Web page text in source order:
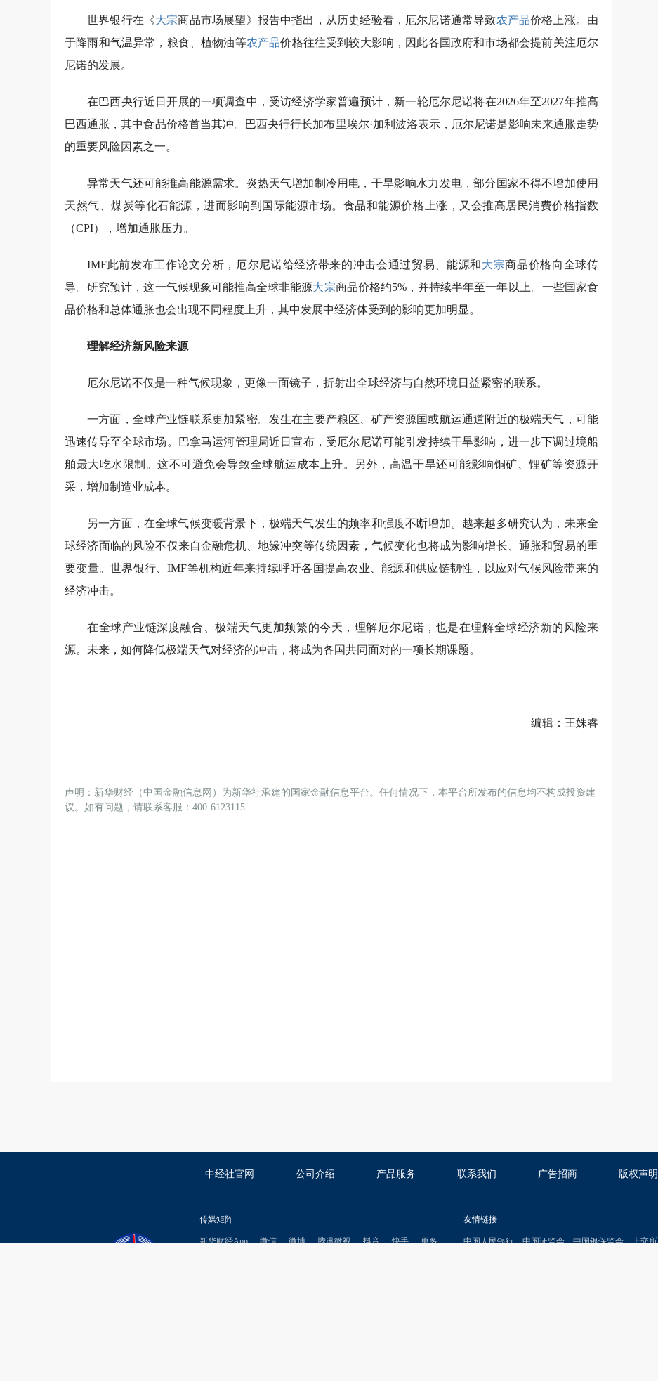
世界银行在《大宗商品市场展望》报告中指出，从历史经验看，厄尔尼诺通常导致农产品价格上涨。由
于降雨和气温异常，粮食、植物油等农产品价格往往受到较大影响，因此各国政府和市场都会提前关注厄尔
尼诺的发展。
在巴西央行近日开展的一项调查中，受访经济学家普遍预计，新一轮厄尔尼诺将在2026年至2027年推高
巴西通胀，其中食品价格首当其冲。巴西央行行长加布里埃尔·加利波洛表示，厄尔尼诺是影响未来通胀走势
的重要风险因素之一。
异常天气还可能推高能源需求。炎热天气增加制冷用电，干旱影响水力发电，部分国家不得不增加使用
天然气、煤炭等化石能源，进而影响到国际能源市场。食品和能源价格上涨，又会推高居民消费价格指数
（CPI），增加通胀压力。
IMF此前发布工作论文分析，厄尔尼诺给经济带来的冲击会通过贸易、能源和大宗商品价格向全球传
导。研究预计，这一气候现象可能推高全球非能源大宗商品价格约5%，并持续半年至一年以上。一些国家食
品价格和总体通胀也会出现不同程度上升，其中发展中经济体受到的影响更加明显。
理解经济新风险来源
厄尔尼诺不仅是一种气候现象，更像一面镜子，折射出全球经济与自然环境日益紧密的联系。
一方面，全球产业链联系更加紧密。发生在主要产粮区、矿产资源国或航运通道附近的极端天气，可能
迅速传导至全球市场。巴拿马运河管理局近日宣布，受厄尔尼诺可能引发持续干旱影响，进一步下调过境船
舶最大吃水限制。这不可避免会导致全球航运成本上升。另外，高温干旱还可能影响铜矿、锂矿等资源开
采，增加制造业成本。
另一方面，在全球气候变暖背景下，极端天气发生的频率和强度不断增加。越来越多研究认为，未来全
球经济面临的风险不仅来自金融危机、地缘冲突等传统因素，气候变化也将成为影响增长、通胀和贸易的重
要变量。世界银行、IMF等机构近年来持续呼吁各国提高农业、能源和供应链韧性，以应对气候风险带来的
经济冲击。
在全球产业链深度融合、极端天气更加频繁的今天，理解厄尔尼诺，也是在理解全球经济新的风险来
源。未来，如何降低极端天气对经济的冲击，将成为各国共同面对的一项长期课题。
编辑：王姝睿
声明：新华财经（中国金融信息网）为新华社承建的国家金融信息平台。任何情况下，本平台所发布的信息均不构成投资建
议。如有问题，请联系客服：400-6123115
中经社官网 公司介绍 产品服务 联系我们 广告招商 版权声明
传媒矩阵
新华财经App 微信 微博 腾讯微视 抖音 快手 更多
友情链接
中国人民银行 中国证监会 中国银保监会 上交所